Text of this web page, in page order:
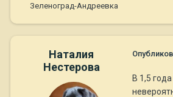
Зеленоград-Андреевка
Наталия
Нестерова
В 1,5